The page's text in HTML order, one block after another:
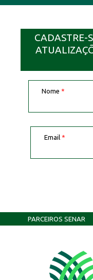
CADASTRE-
Nome *
Email *
PARCEIROS SENAR